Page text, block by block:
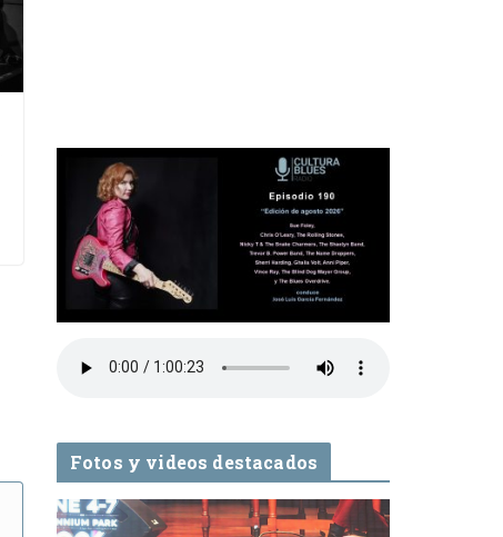
Fotos y videos destacados